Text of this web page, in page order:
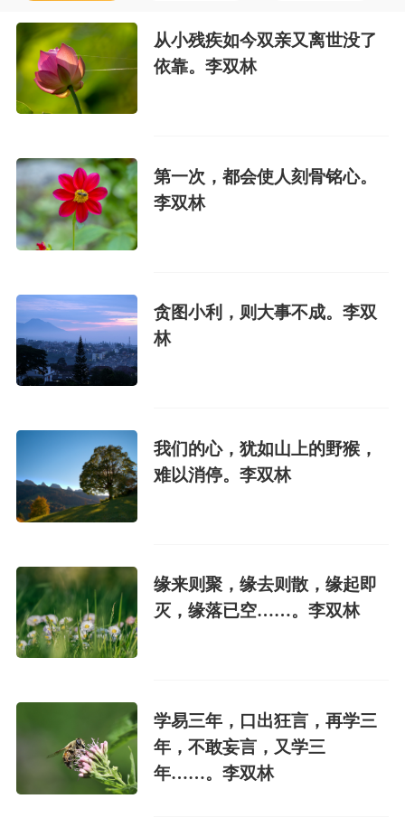
从小残疾如今双亲又离世没了
依靠。李双林
第一次，都会使人刻骨铭心。
李双林
贪图小利，则大事不成。李双
林
我们的心，犹如山上的野猴，
难以消停。李双林
缘来则聚，缘去则散，缘起即
灭，缘落已空……。李双林
学易三年，口出狂言，再学三
年，不敢妄言，又学三
年……。李双林